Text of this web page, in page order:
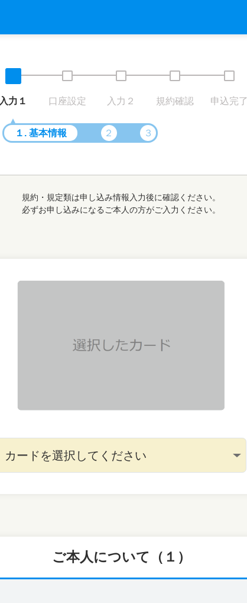
入力１ 口座設定 入力２ 規約確認 申込完了
１ . 基本情報 ２ ３
規約・規定類は申し込み情報入力後に確認ください。
必ずお申し込みになるご本人の方がご入力ください。
ご本人について（１）